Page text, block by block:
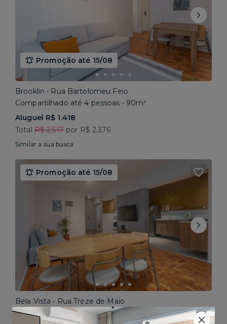
Promoção até 15/08
Brooklin • Rua Bartolomeu Feio
Compartilhado até 4 pessoas • 90m²
Aluguel R$ 1.418
Total R$ 2.517por R$ 2.376
Similar a sua busca
Promoção até 15/08
Bela Vista • Rua Treze de Maio
Compartilhado até 5 pessoas • 160m²